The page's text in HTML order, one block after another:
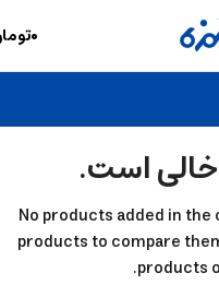
۰
است.
No products added in
products to compare
products